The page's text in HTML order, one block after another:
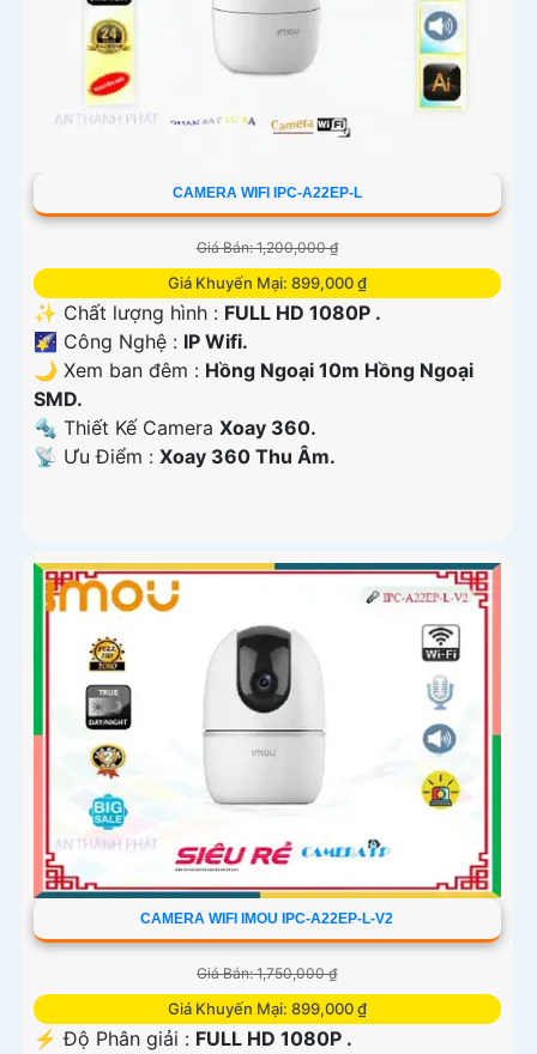
CAMERA WIFI IPC-A22EP-L
Giá Bán: 1,200,000 ₫
Giá Khuyến Mại: 899,000 ₫
✨ Chất lượng hình : FULL HD 1080P .
🌠 Công Nghệ : IP Wifi.
🌙 Xem ban đêm : Hồng Ngoại 10m Hồng Ngoại
SMD.
🔩 Thiết Kế Camera Xoay 360.
️📡 Ưu Điểm : Xoay 360 Thu Âm.
CAMERA WIFI IMOU IPC-A22EP-L-V2
Giá Bán: 1,750,000 ₫
Giá Khuyến Mại: 899,000 ₫
️⚡ Độ Phân giải : FULL HD 1080P .